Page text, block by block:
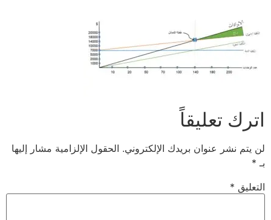
اترك تعليقاً
لن يتم نشر عنوان بريدك الإلكتروني. الحقول الإلزامية مشار إليها
بـ *
التعليق *